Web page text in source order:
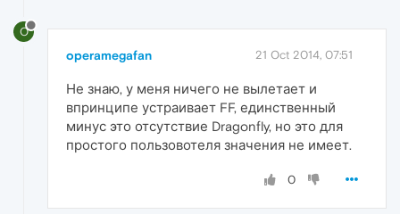
O
operamegafan 21 Oct 2014, 07:51
Не знаю, у меня ничего не вылетает и
впринципе устраивает FF, единственный
минус это отсутствие Dragonfly, но это для
простого пользовотеля значения не имеет.
0